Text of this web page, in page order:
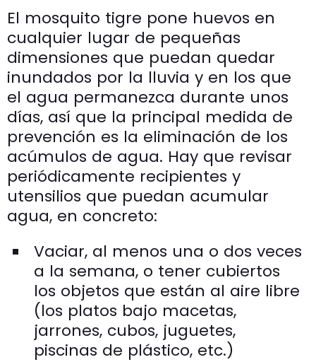
El mosquito tigre pone huevos en
cualquier lugar de pequeñas
dimensiones que puedan quedar
inundados por la lluvia y en los que
el agua permanezca durante unos
días, así que la principal medida de
prevención es la eliminación de los
acúmulos de agua. Hay que revisar
periódicamente recipientes y
utensilios que puedan acumular
agua, en concreto:
Vaciar, al menos una o dos veces
a la semana, o tener cubiertos
los objetos que están al aire libre
(los platos bajo macetas,
jarrones, cubos, juguetes,
piscinas de plástico, etc.)